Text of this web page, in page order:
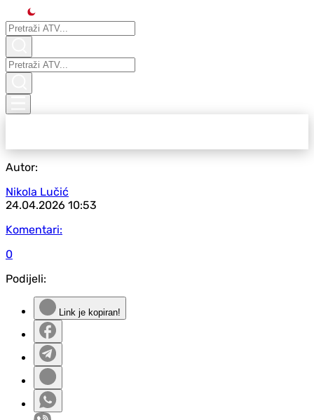
Autor:
Nikola Lučić
24.04.2026 10:53
Komentari:
0
Podijeli:
Link je kopiran!